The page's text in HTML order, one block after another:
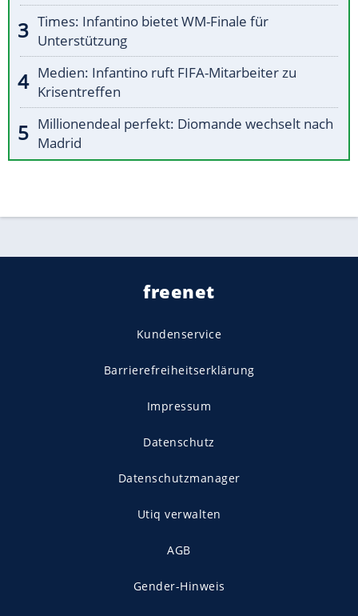
Times: Infantino bietet WM-Finale für
Unterstützung
Medien: Infantino ruft FIFA-Mitarbeiter zu
Krisentreffen
Millionendeal perfekt: Diomande wechselt nach
Madrid
freenet
Kundenservice
Barrierefreiheitserklärung
Impressum
Datenschutz
Datenschutzmanager
Utiq verwalten
AGB
Gender-Hinweis